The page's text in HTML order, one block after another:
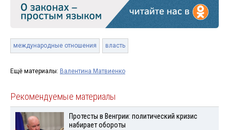
международные отношения власть
Ещё материалы: Валентина Матвиенко
Рекомендуемые материалы
Протесты в Венгрии: политический кризис
набирает обороты